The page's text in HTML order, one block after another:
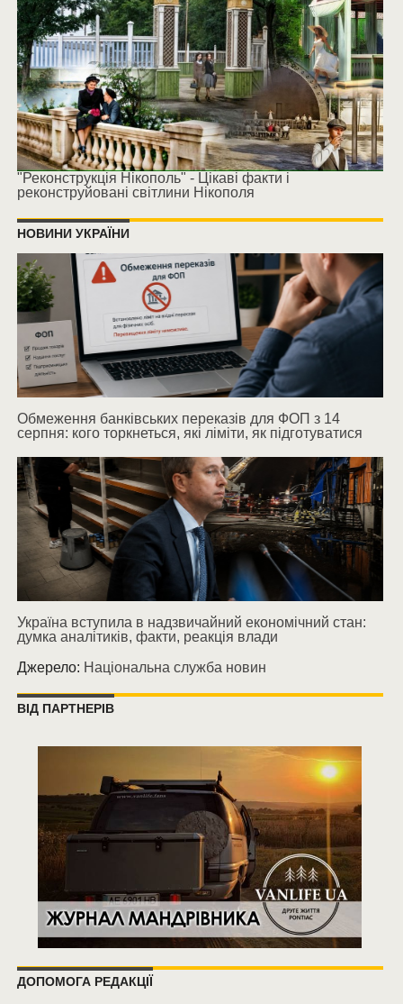
"Реконструкція Нікополь" - Цікаві факти і
реконструйовані світлини Нікополя
НОВИНИ УКРАЇНИ
Обмеження банківських переказів для ФОП з 14
серпня: кого торкнеться, які ліміти, як підготуватися
Україна вступила в надзвичайний економічний стан:
думка аналітиків, факти, реакція влади
Джерело: Національна служба новин
ВІД ПАРТНЕРІВ
ДОПОМОГА РЕДАКЦІЇ